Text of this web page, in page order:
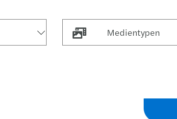
Medientypen